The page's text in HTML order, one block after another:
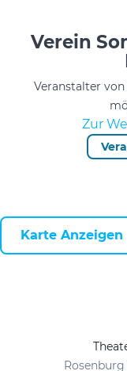
Verein
Veranstalter von
Zur
Karte Anzeigen
Rosenburg